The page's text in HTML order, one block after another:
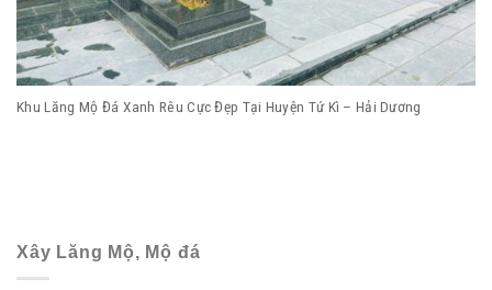
Khu Lăng Mộ Đá Xanh Rêu Cực Đẹp Tại Huyện Tứ Kì – Hải Dương
Xây Lăng Mộ, Mộ đá